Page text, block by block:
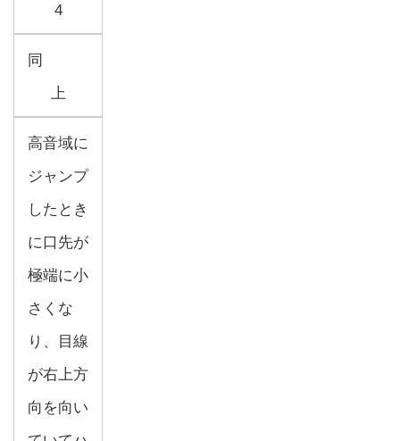
4
同
上
高音域に
ジャンプ
したとき
に口先が
極端に小
さくな
り、目線
が右上方
向を向い